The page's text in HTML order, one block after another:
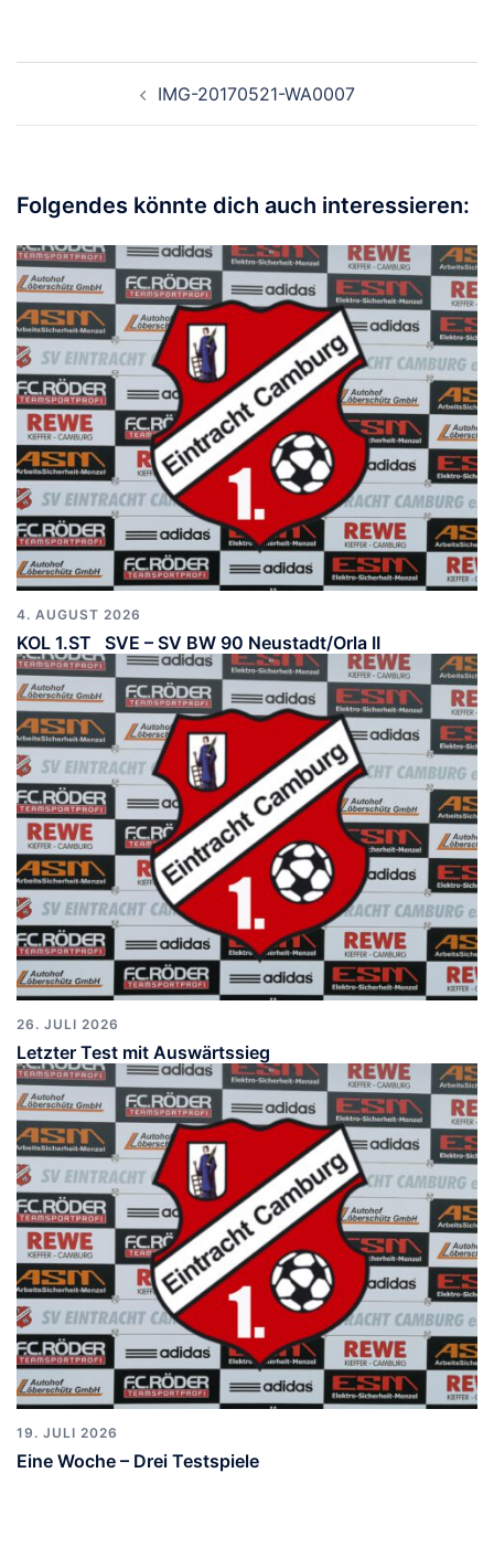
IMG-20170521-WA0007
Folgendes könnte dich auch interessieren:
4. AUGUST 2026
KOL 1.ST SVE – SV BW 90 Neustadt/Orla II
26. JULI 2026
Letzter Test mit Auswärtssieg
19. JULI 2026
Eine Woche – Drei Testspiele